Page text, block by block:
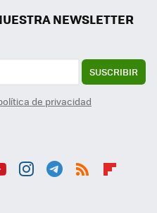
NEWSLETTER
SUSCRIBIR
de privacidad